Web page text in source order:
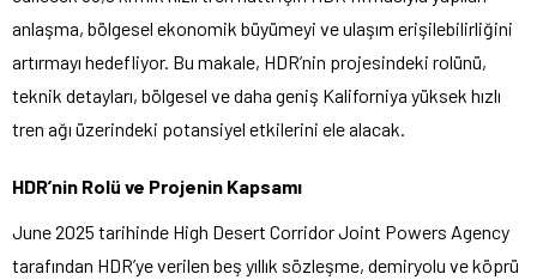
anlaşma, bölgesel ekonomik büyümeyi ve ulaşım erişilebilirliğini
artırmayı hedefliyor. Bu makale, HDR’nin projesindeki rolünü,
teknik detayları, bölgesel ve daha geniş Kaliforniya yüksek hızlı
tren ağı üzerindeki potansiyel etkilerini ele alacak.
HDR’nin Rolü ve Projenin Kapsamı
June 2025 tarihinde High Desert Corridor Joint Powers Agency
tarafından HDR’ye verilen beş yıllık sözleşme, demiryolu ve köprü